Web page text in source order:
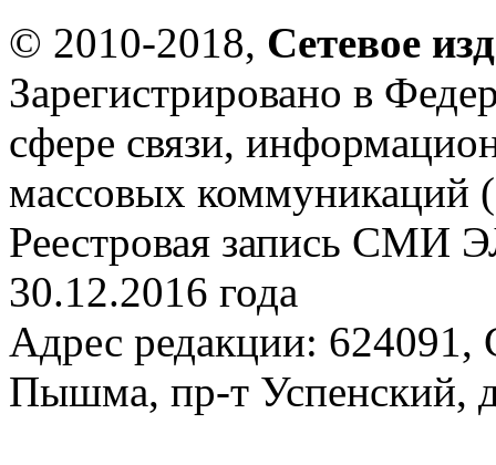
© 2010-2018, Сетевое
Зарегистрировано в
сфере связи,
массовых коммуникаций
Реестровая запись СМИ
30.12.2016 года
Адрес редакции: 624091,
Пышма, пр-т Успенский,